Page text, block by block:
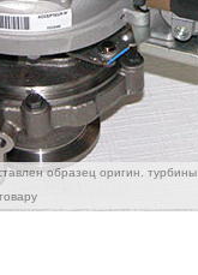
образец оригин. турбины